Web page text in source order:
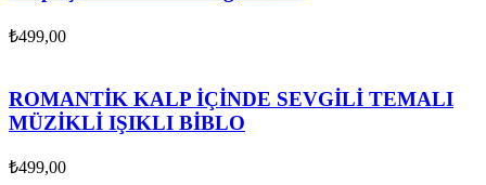
₺499,00
ROMANTİK KALP İÇİNDE SEVGİLİ TEMALI
MÜZİKLİ IŞIKLI BİBLO
₺499,00